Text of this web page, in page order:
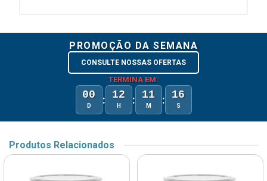
PROMOÇÃO DA SEMANA
CONSULTE NOSSAS OFERTAS
TERMINA EM:
00
D : 12
H : 11
M : 16
S
Produtos Relacionados